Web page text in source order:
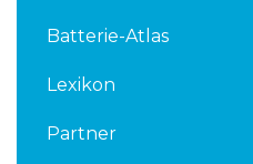
Batterie-Atlas
Lexikon
Partner